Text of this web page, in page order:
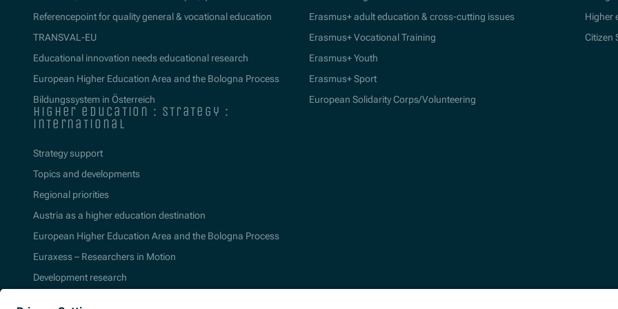
Referencepoint for quality general & vocational education
TRANSVAL-EU
Educational innovation needs educational research
European Higher Education Area and the Bologna Process
Bildungssystem in Österreich
Erasmus+ adult education & cross-cutting issues
Erasmus+ Vocational Training
Erasmus+ Youth
Erasmus+ Sport
European Solidarity Corps/Volunteering
Higher
Citizen
higher education : strategy :
international
Strategy support
Topics and developments
Regional priorities
Austria as a higher education destination
European Higher Education Area and the Bologna Process
Euraxess – Researchers in Motion
Development research